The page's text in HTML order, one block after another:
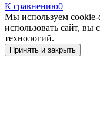
К сравнению0
Мы используем
использовать сайт, вы
технологий.
Принять и закрыть